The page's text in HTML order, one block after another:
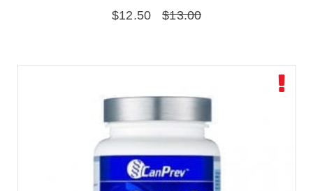
$13.00
$12.50